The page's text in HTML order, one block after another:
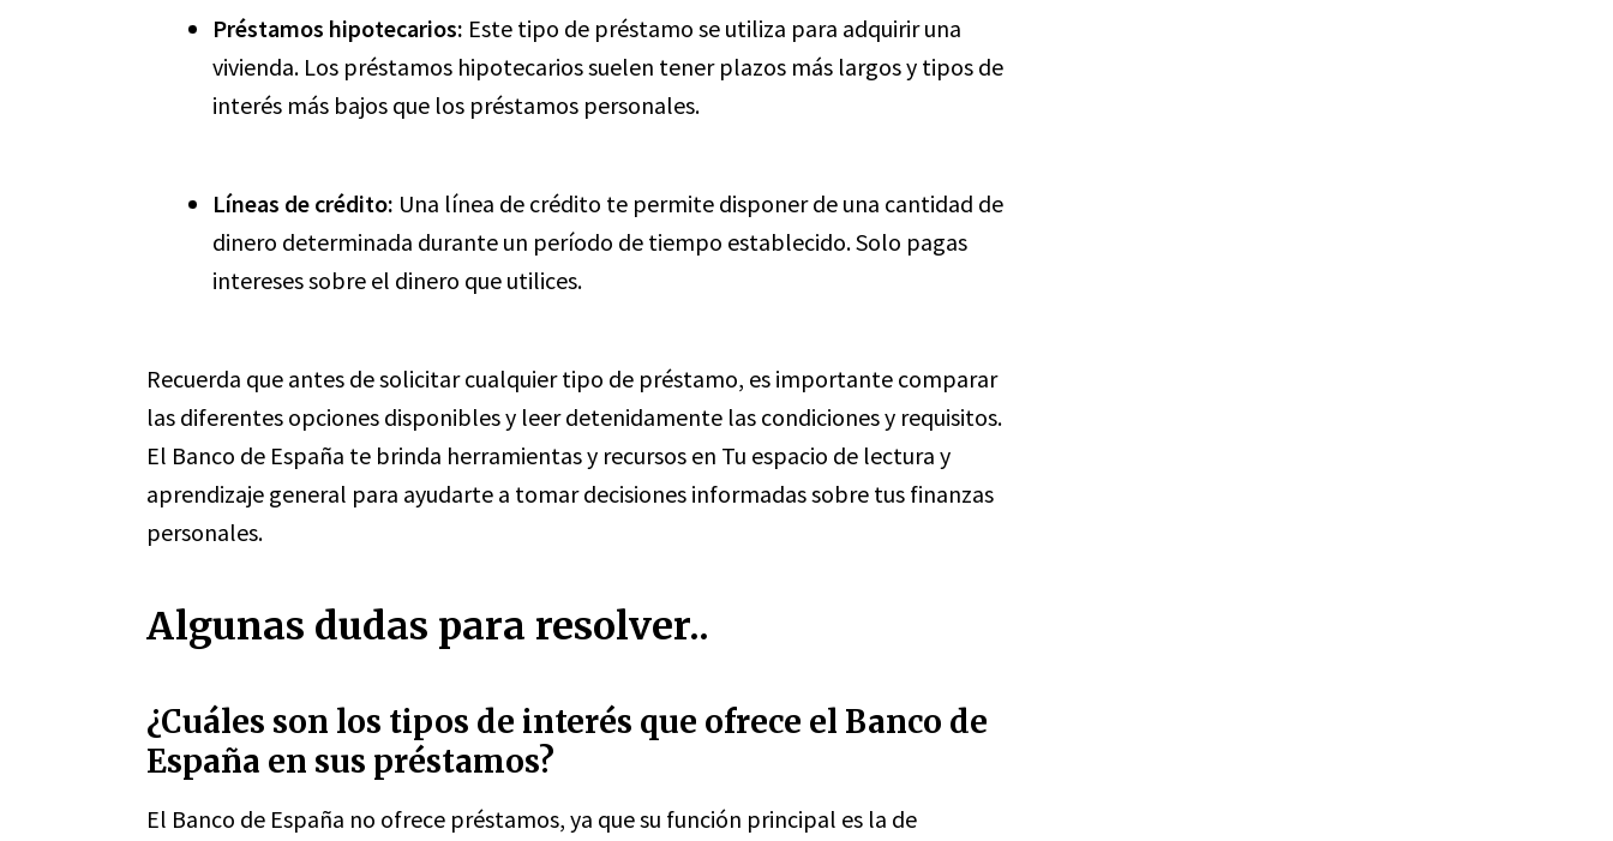
Préstamos hipotecarios: Este tipo de préstamo se utiliza para adquirir una
vivienda. Los préstamos hipotecarios suelen tener plazos más largos y tipos de
interés más bajos que los préstamos personales.
Líneas de crédito: Una línea de crédito te permite disponer de una cantidad de
dinero determinada durante un período de tiempo establecido. Solo pagas
intereses sobre el dinero que utilices.
Recuerda que antes de solicitar cualquier tipo de préstamo, es importante comparar
las diferentes opciones disponibles y leer detenidamente las condiciones y requisitos.
El Banco de España te brinda herramientas y recursos en Tu espacio de lectura y
aprendizaje general para ayudarte a tomar decisiones informadas sobre tus finanzas
personales.
Algunas dudas para resolver..
¿Cuáles son los tipos de interés que ofrece el Banco de
España en sus préstamos?
El Banco de España no ofrece préstamos, ya que su función principal es la de